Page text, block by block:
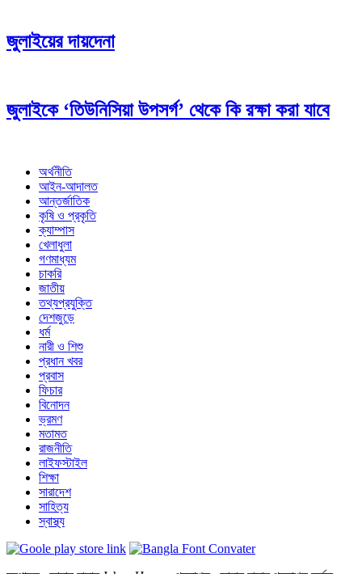
জুলাইয়ের দায়দেনা
জুলাইকে ‘তিউনিসিয়া উপসর্গ’ থেকে কি রক্ষা করা যাবে
অর্থনীতি
আইন-আদালত
আন্তর্জাতিক
কৃষি ও প্রকৃতি
ক্যাম্পাস
খেলাধুলা
গণমাধ্যম
চাকরি
জাতীয়
তথ্যপ্রযুক্তি
দেশজুড়ে
ধর্ম
নারী ও শিশু
প্রধান খবর
প্রবাস
ফিচার
বিনোদন
ভ্রমণ
মতামত
রাজনীতি
লাইফস্টাইল
শিক্ষা
সারাদেশ
সাহিত্য
স্বাস্থ্য